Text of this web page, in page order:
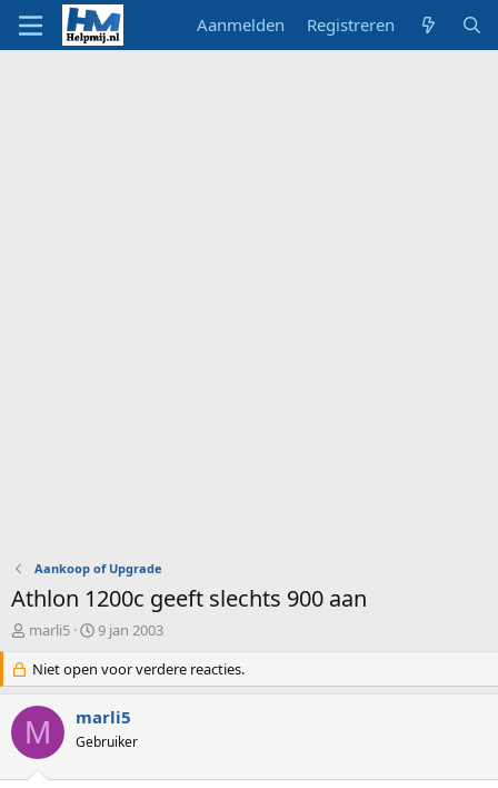
Aanmelden Registreren
Aankoop of Upgrade
Athlon 1200c geeft slechts 900 aan
O
d
e
r
w
e
marli5
S
a
r
d
a
9 jan 2003
Niet open voor verdere reacties.
M marli5
Gebruiker